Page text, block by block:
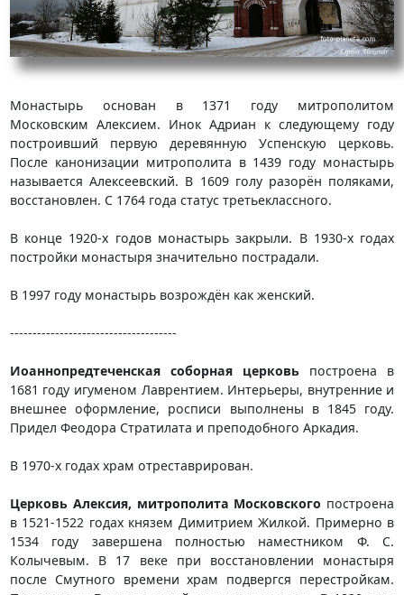
Монастырь основан в 1371 году митрополитом
Московским Алексием. Инок Адриан к следующему году
построивший первую деревянную Успенскую церковь.
После канонизации митрополита в 1439 году монастырь
называется Алексеевский. В 1609 голу разорён поляками,
восстановлен. С 1764 года статус третьеклассного.
В конце 1920-х годов монастырь закрыли. В 1930-х годах
постройки монастыря значительно пострадали.
В 1997 году монастырь возрождён как женский.
-------------------------------------
Иоаннопредтеченская соборная церковь построена в
1681 году игуменом Лаврентием. Интерьеры, внутренние и
внешнее оформление, росписи выполнены в 1845 году.
Придел Феодора Стратилата и преподобного Аркадия.
В 1970-х годах храм отреставрирован.
Церковь Алексия, митрополита Московского построена
в 1521-1522 годах князем Димитрием Жилкой. Примерно в
1534 году завершена полностью наместником Ф. С.
Колычевым. В 17 веке при восстановлении монастыря
после Смутного времени храм подвергся перестройкам.